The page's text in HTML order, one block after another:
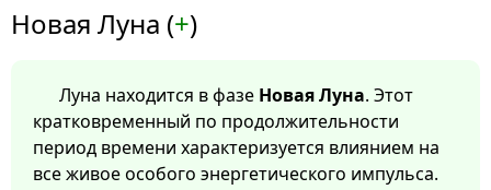
Новая Луна (+)
Луна находится в фазе Новая Луна. Этот
кратковременный по продолжительности
период времени характеризуется влиянием на
все живое особого энергетического импульса.